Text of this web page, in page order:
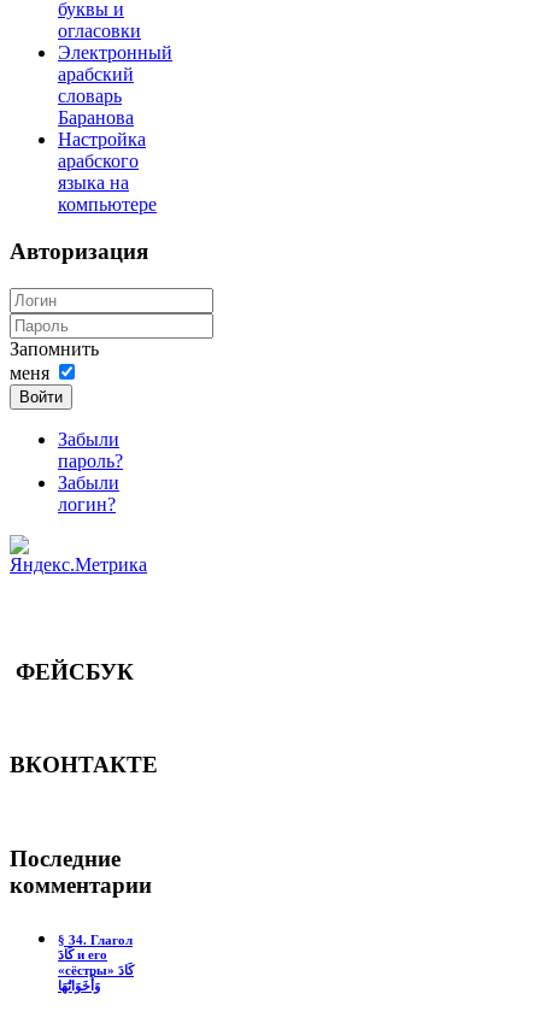
буквы и
огласовки
Электронный
арабский
словарь
Баранова
Настройка
арабского
языка на
компьютере
Авторизация
Запомнить
меня
Войти
Забыли
пароль?
Забыли
логин?
ФЕЙСБУК
ВКОНТАКТЕ
Последние
комментарии
§ 34. Глагол
كَادَ и его
«сёстры» كَادَ
وَأَخَوَاتُهَا